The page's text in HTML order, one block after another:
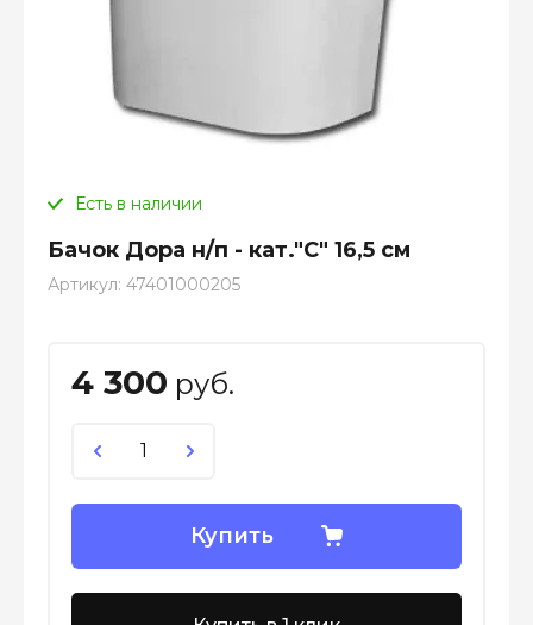
Есть в наличии
Бачок Дора н/п - кат."С" 16,5 см
Артикул: 47401000205
4 300 руб.
Купить